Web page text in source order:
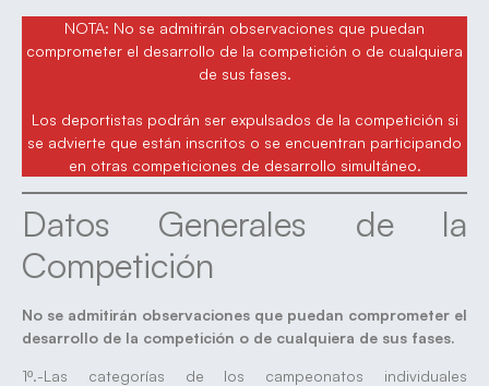
NOTA: No se admitirán observaciones que puedan
comprometer el desarrollo de la competición o de cualquiera
de sus fases.
Los deportistas podrán ser expulsados de la competición si
se advierte que están inscritos o se encuentran participando
en otras competiciones de desarrollo simultáneo.
Datos Generales de la
Competición
No se admitirán observaciones que puedan comprometer el
desarrollo de la competición o de cualquiera de sus fases.
1º.-Las categorías de los campeonatos individuales